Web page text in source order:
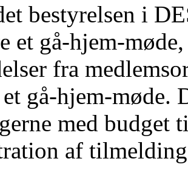
bestyrelsen i
et gå-hjem-
fra
gå-hjem-møde.
med budget
af